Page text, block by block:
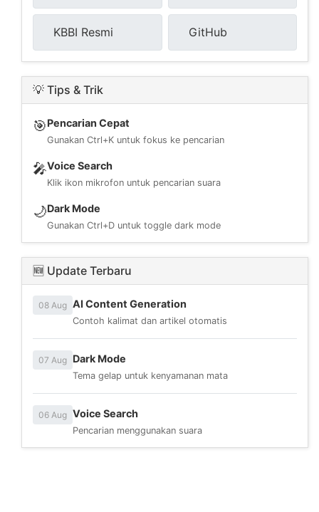
KBBI Resmi GitHub
💡 Tips & Trik
🎯Pencarian Cepat
Gunakan Ctrl+K untuk fokus ke pencarian
🎤Voice Search
Klik ikon mikrofon untuk pencarian suara
🌙Dark Mode
Gunakan Ctrl+D untuk toggle dark mode
🆕 Update Terbaru
08 Aug AI Content Generation
Contoh kalimat dan artikel otomatis
07 Aug Dark Mode
Tema gelap untuk kenyamanan mata
06 Aug Voice Search
Pencarian menggunakan suara